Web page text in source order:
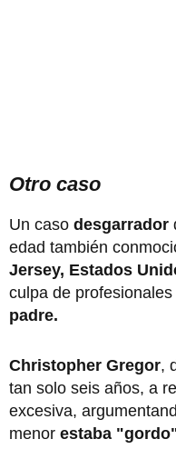
Otro caso
Un caso desgarrador
edad también
Jersey, Estados
culpa de
padre.
Christopher Gregor,
tan solo seis años, a
excesiva,
menor estaba